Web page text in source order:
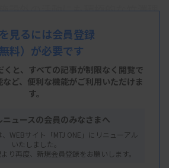
設外の活動にも積極的な竹澤理
な印象があるが、実は「自分に
に出ていくのは苦手なタイ
前半までは検査部での日常業
日々だった。
出会い。現在は、技師長的な役
い環境づくりに注力する。自身
見るには会員登録
無料）が必要です
くと、すべての記事が制限なく閲覧で
ど、便利な機能がご利用いただけま
す。
ニュースの会員のみなさまへ
WEBサイト「MTJ ONE」にリニューアル
いたしました。
り再度、新規会員登録をお願いします。